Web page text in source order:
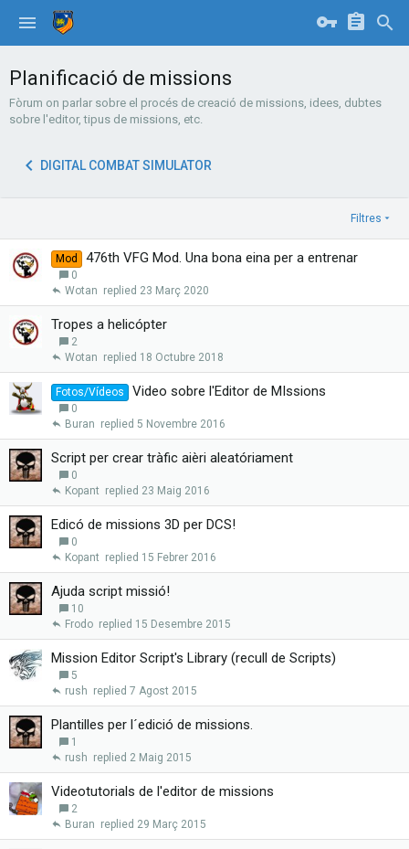
Planificació de missions
Fòrum on parlar sobre el procés de creació de missions, idees, dubtes
sobre l'editor, tipus de missions, etc.
DIGITAL COMBAT SIMULATOR
Filtres
Mod 476th VFG Mod. Una bona eina per a entrenar
0
23 Març 2020
Wotan
Tropes a helicópter
2
18 Octubre 2018
Wotan
Fotos/Vídeos Video sobre l'Editor de MIssions
0
5 Novembre 2016
Buran
Script per crear tràfic aièri aleatóriament
0
23 Maig 2016
Kopant
Edicó de missions 3D per DCS!
0
15 Febrer 2016
Kopant
Ajuda script missió!
10
15 Desembre 2015
Frodo
Mission Editor Script's Library (recull de Scripts)
5
7 Agost 2015
rush
Plantilles per l´edició de missions.
1
2 Maig 2015
rush
Videotutorials de l'editor de missions
2
29 Març 2015
Buran